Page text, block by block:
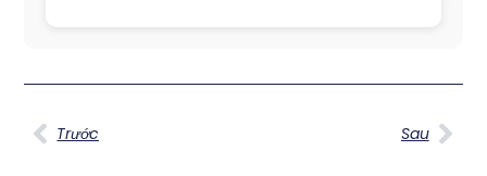
Trước Sau